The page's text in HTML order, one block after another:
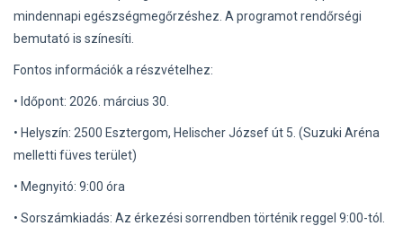
mindennapi egészségmegőrzéshez. A programot rendőrségi
bemutató is színesíti.
Fontos információk a részvételhez:
• Időpont: 2026. március 30.
• Helyszín: 2500 Esztergom, Helischer József út 5. (Suzuki Aréna
melletti füves terület)
• Megnyitó: 9:00 óra
• Sorszámkiadás: Az érkezési sorrendben történik reggel 9:00-tól.